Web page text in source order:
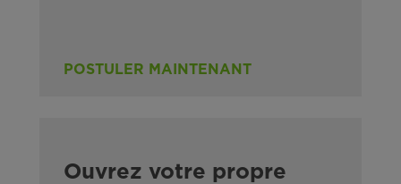
POSTULER MAINTENANT
Ouvrez votre propre